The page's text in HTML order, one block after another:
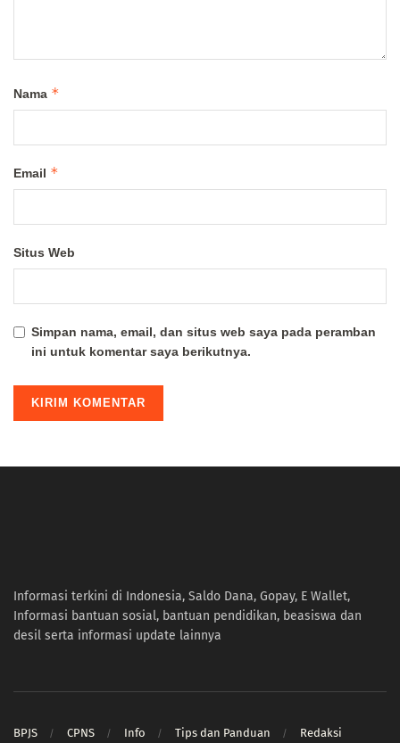
Nama *
Email *
Situs Web
Simpan nama, email, dan situs web saya pada peramban
ini untuk komentar saya berikutnya.
Informasi terkini di Indonesia, Saldo Dana, Gopay, E Wallet,
Informasi bantuan sosial, bantuan pendidikan, beasiswa dan
desil serta informasi update lainnya
BPJS CPNS Info Tips dan Panduan Redaksi